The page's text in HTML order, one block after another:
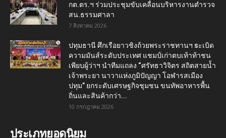
กต.ตร.ฯ ร่วมประชุมขับเคลื่อนบริหารงานตำรวจ
สน.ธรรมศาลา
7 สิงหาคม 2026
ปทุมธานี ศึกเรือยาวชิงถ้วยพระราชทานฯ sะเบิด
ความมันส์ระดับประเทศ แชมป์เก่าตบเท้าท้าชน
เพียบผู้ว่าฯ นำทีมแถลง “ศรัทธาวิจิตร สถิตสายน้ำ
เจ้าพระยา นาวาแห่งภูมิปัญญา โอฬารสเมือง
ปทุม” ยกระดับเศรษฐกิจชุมชน ขนทัพอาหารพื้น
ถิ่นและสินค้ากว่า...
10 กรกฎาคม 2026
ประเภทยอดนิยม